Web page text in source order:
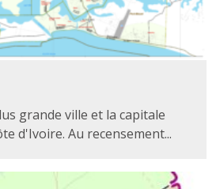
grande ville et la capitale
d'Ivoire. Au recensement...